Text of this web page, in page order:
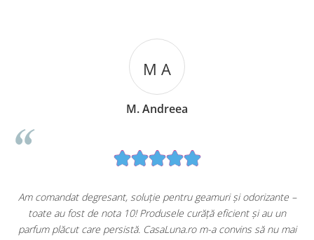
M A
M. Andreea
Am comandat degresant, soluție pentru geamuri și odorizante –
toate au fost de nota 10! Produsele curăță eficient și au un
parfum plăcut care persistă. CasaLuna.ro m-a convins să nu mai